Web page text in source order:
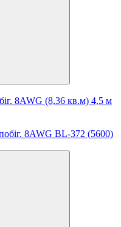
8AWG (8,36 кв.м) 4,5 м